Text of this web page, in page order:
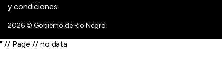
y condiciones
2026© Gobierno de Río Negro
" // Page // no data